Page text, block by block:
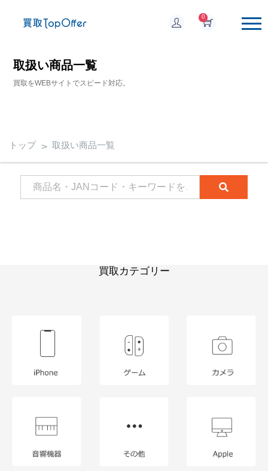
0
取扱い商品一覧
買取をWEBサイトでスピード対応。
トップ 取扱い商品一覧
買取カテゴリー